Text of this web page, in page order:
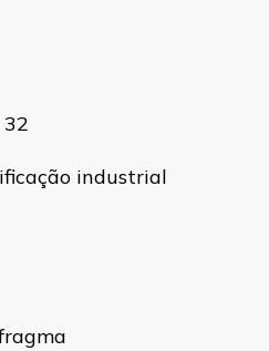
industrial